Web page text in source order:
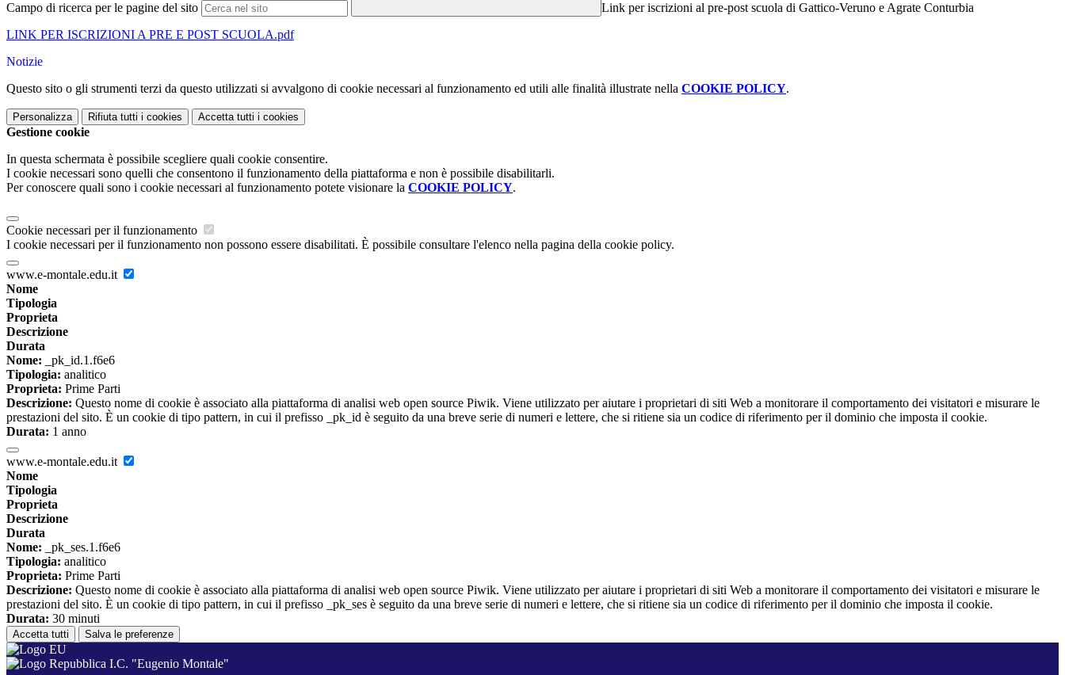
Campo di ricerca per le pagine del sito
Link per iscrizioni al pre-post scuola di Gattico-Veruno e Agrate Conturbia
LINK PER ISCRIZIONI A PRE E POST SCUOLA.pdf
Notizie
Questo sito o gli strumenti terzi da questo utilizzati si avvalgono di cookie necessari al funzionamento ed utili alle finalità illustrate nella COOKIE POLICY.
Personalizza Rifiuta tutti i cookies Accetta tutti i cookies
Gestione cookie
In questa schermata è possibile scegliere quali cookie consentire.
I cookie necessari sono quelli che consentono il funzionamento della piattaforma e non è possibile disabilitarli.
Per conoscere quali sono i cookie necessari al funzionamento potete visionare la COOKIE POLICY.
Cookie necessari per il funzionamento
I cookie necessari per il funzionamento non possono essere disabilitati. È possibile consultare l'elenco nella pagina della cookie policy.
www.e-montale.edu.it
Nome
Tipologia
Proprieta
Descrizione
Durata
Nome: _pk_id.1.f6e6
Tipologia: analitico
Proprieta: Prime Parti
Descrizione: Questo nome di cookie è associato alla piattaforma di analisi web open source Piwik. Viene utilizzato per aiutare i proprietari di siti Web a monitorare il comportamento dei visitatori e misurare le
prestazioni del sito. È un cookie di tipo pattern, in cui il prefisso _pk_id è seguito da una breve serie di numeri e lettere, che si ritiene sia un codice di riferimento per il dominio che imposta il cookie.
Durata: 1 anno
www.e-montale.edu.it
Nome
Tipologia
Proprieta
Descrizione
Durata
Nome: _pk_ses.1.f6e6
Tipologia: analitico
Proprieta: Prime Parti
Descrizione: Questo nome di cookie è associato alla piattaforma di analisi web open source Piwik. Viene utilizzato per aiutare i proprietari di siti Web a monitorare il comportamento dei visitatori e misurare le
prestazioni del sito. È un cookie di tipo pattern, in cui il prefisso _pk_ses è seguito da una breve serie di numeri e lettere, che si ritiene sia un codice di riferimento per il dominio che imposta il cookie.
Durata: 30 minuti
Accetta tutti Salva le preferenze
I.C. "Eugenio Montale"